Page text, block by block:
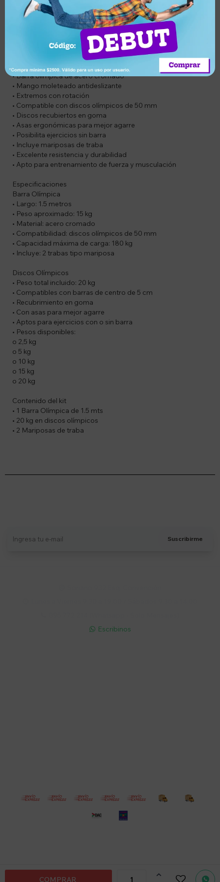
COMPRAR

consultas
no dudes
Compatible exclusivamente con discos olímpicos de 50 mm.
Los discos pueden utilizarse tanto en barra como de manera
individual para diferentes ejercicios funcionales gracias a sus
Ideal para uso en gimnasio o entrenamiento en casa.
Características
• Barra olímpica de acero cromado
• Mango moleteado antideslizante
• Extremos con rotación
• Compatible con discos olímpicos de 50 mm
• Discos recubiertos en goma
• Asas ergonómicas para mejor agarre
• Posibilita ejercicios sin barra
• Incluye mariposas de traba
• Excelente resistencia y durabilidad
• Apto para entrenamiento de fuerza y musculación
Especificaciones
Barra Olímpica
• Largo: 1.5 metros
• Peso aproximado: 15 kg
• Material: acero cromado
• Compatibilidad: discos olímpicos de 50 mm
• Capacidad máxima de carga: 180 kg
• Incluye: 2 trabas tipo mariposa
Discos Olímpicos
• Peso total incluido: 20 kg
• Compatibles con barras de centro de 5 cm
• Recubrimiento en goma
• Con asas para mejor agarre
• Aptos para ejercicios con o sin barra
• Pesos disponibles:
o 2,5 kg
o 5 kg
o 10 kg
o 15 kg
o 20 kg
Contenido del kit
• 1 Barra Olímpica de 1.5 mts
• 20 kg en discos olímpicos
• 2 Mariposas de traba
Suscribirme
 Escribinos